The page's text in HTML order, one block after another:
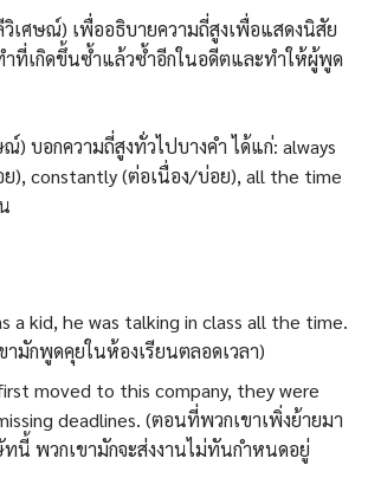
เศษณ์) เพื่ออธิบายความถี่สูงเพื่อแสดงนิสัย
ำที่เกิดขึ้นซ้ำแล้วซ้ำอีกในอดีตและทำให้ผู้พูด
) บอกความถี่สูงทั่วไปบางคำ ได้แก่: always
ย), constantly (ต่อเนื่อง/บ่อย), all the time
a kid, he was talking in class all the time.
ามักพูดคุยในห้องเรียนตลอดเวลา)
moved to this company, they were
deadlines. (ตอนที่พวกเขาเพิ่งย้ายมา
นี้ พวกเขามักจะส่งงานไม่ทันกำหนดอยู่